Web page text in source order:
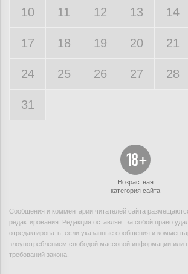
10 11 12 13 14
17 18 19 20 21
24 25 26 27 28
31
Возрастная
категория сайта
Сообщения и комментарии читателей сайта
редактирования. Редакция оставляет за собой право
отредактировать, если указанные сообщения и
злоупотреблением свободой массовой информации или
требований закона.